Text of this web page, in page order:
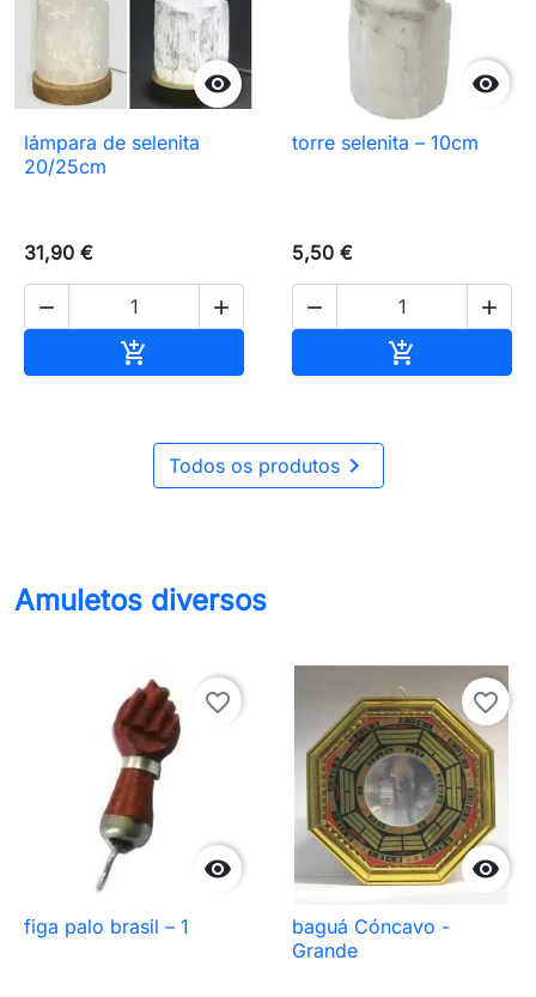

lámpara de selenita
20/25cm
31,90 €
 


torre selenita – 10cm
5,50 €
 

Todos os produtos
Amuletos diversos

favorite_border
figa palo brasil – 1

favorite_border
baguá Cóncavo -
Grande